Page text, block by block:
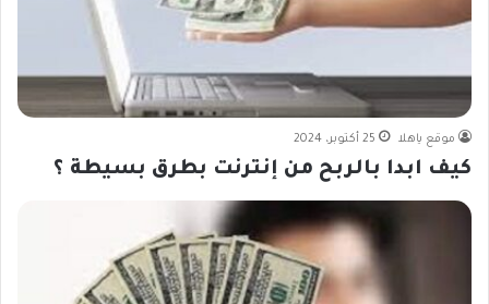
موقع ياهلا 25 أكتوبر، 2024
كيف ابدا بالربح من إنترنت بطرق بسيطة ؟